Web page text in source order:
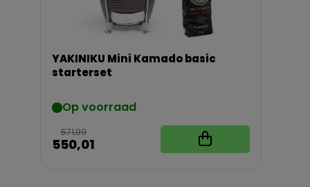
YAKINIKU Mini Kamado basic
starterset
Op voorraad
571,99
550,01